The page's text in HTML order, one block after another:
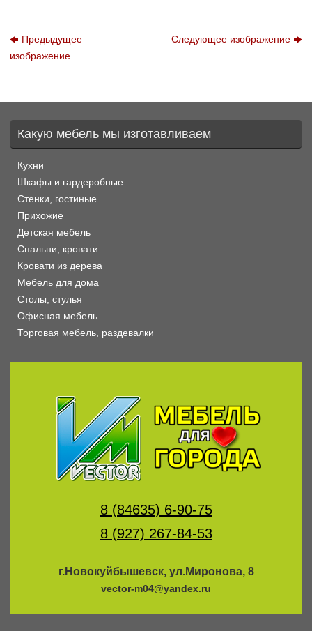
Предыдущее
изображение
Следующее изображение
Какую мебель мы изготавливаем
Кухни
Шкафы и гардеробные
Стенки, гостиные
Прихожие
Детская мебель
Спальни, кровати
Кровати из дерева
Мебель для дома
Столы, стулья
Офисная мебель
Торговая мебель, раздевалки
8 (84635) 6-90-75
8 (927) 267-84-53
г.Новокуйбышевск, ул.Миронова, 8
vector-m04@yandex.ru